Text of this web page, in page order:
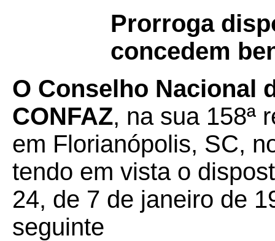
Prorroga
concedem
O Conselho Nacional
CONFAZ, na sua 158ª
em Florianópolis, SC,
tendo em vista o
24, de 7 de janeiro de
seguinte